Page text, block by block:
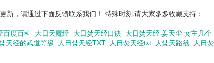
新，请通过下面反馈联系我们！ 特殊时刻,请大家多多收藏支持：
百度百科 大日天魔经 大日焚天经口诀 大日焚天经 姜天尘 女主几个
天经的武道等级 大日焚天经TXT 大日焚天经txt 大焚天路线 大日